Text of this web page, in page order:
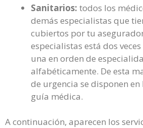
Sanitarios: todos los
demás especialistas que
cubiertos por tu
especialistas está dos
una en orden de
alfabéticamente. De esta
de urgencia se disponen
guía médica.
A continuación, aparecen los